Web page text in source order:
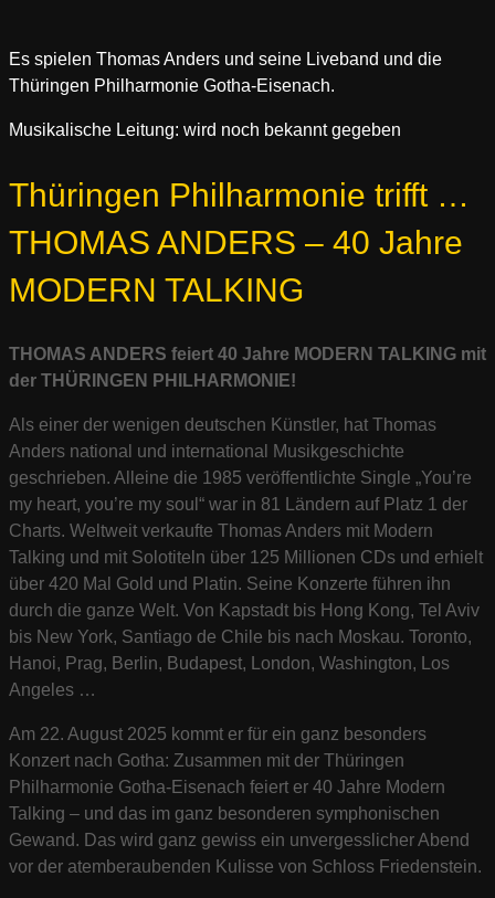
Es spielen Thomas Anders und seine Liveband und die
Thüringen Philharmonie Gotha-Eisenach.
Musikalische Leitung: wird noch bekannt gegeben
Thüringen Philharmonie trifft …
THOMAS ANDERS – 40 Jahre
MODERN TALKING
THOMAS ANDERS feiert 40 Jahre MODERN TALKING mit
der THÜRINGEN PHILHARMONIE!
Als einer der wenigen deutschen Künstler, hat Thomas
Anders national und international Musikgeschichte
geschrieben. Alleine die 1985 veröffentlichte Single „You’re
my heart, you’re my soul“ war in 81 Ländern auf Platz 1 der
Charts. Weltweit verkaufte Thomas Anders mit Modern
Talking und mit Solotiteln über 125 Millionen CDs und erhielt
über 420 Mal Gold und Platin. Seine Konzerte führen ihn
durch die ganze Welt. Von Kapstadt bis Hong Kong, Tel Aviv
bis New York, Santiago de Chile bis nach Moskau. Toronto,
Hanoi, Prag, Berlin, Budapest, London, Washington, Los
Angeles …
Am 22. August 2025 kommt er für ein ganz besonders
Konzert nach Gotha: Zusammen mit der Thüringen
Philharmonie Gotha-Eisenach feiert er 40 Jahre Modern
Talking – und das im ganz besonderen symphonischen
Gewand. Das wird ganz gewiss ein unvergesslicher Abend
vor der atemberaubenden Kulisse von Schloss Friedenstein.